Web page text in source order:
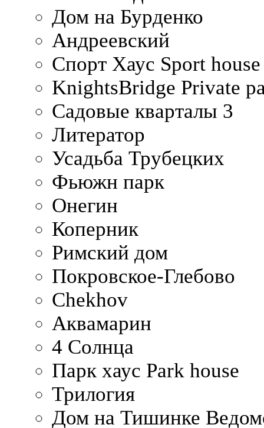
Дом на Бурденко
Андреевский
Спорт Хаус Sport house
KnightsBridge Private
Садовые кварталы 3
Литератор
Усадьба Трубецких
Фьюжн парк
Онегин
Коперник
Римский дом
Покровское-Глебово
Chekhov
Аквамарин
4 Солнца
Парк хаус Park house
Трилогия
Дом на Тишинке